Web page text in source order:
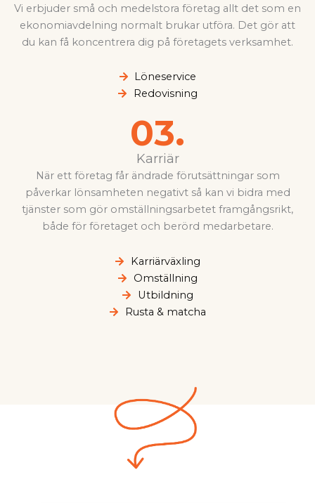
Vi erbjuder små och medelstora företag allt det som en
ekonomiavdelning normalt brukar utföra. Det gör att
du kan få koncentrera dig på företagets verksamhet.
Löneservice
Redovisning
03.
Karriär
När ett företag får ändrade förutsättningar som
påverkar lönsamheten negativt så kan vi bidra med
tjänster som gör omställningsarbetet framgångsrikt,
både för företaget och berörd medarbetare.
Karriärväxling
Omställning
Utbildning
Rusta & matcha